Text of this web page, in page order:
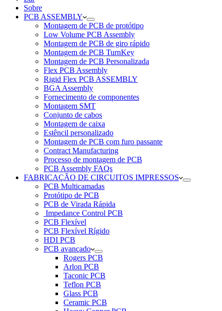
Sobre
PCB ASSEMBLY
Montagem de PCB de protótipo
Low Volume PCB Assembly
Montagem de PCB de giro rápido
Montagem de PCB TurnKey
Montagem de PCB Personalizada
Flex PCB Assembly
Rigid Flex PCB ASSEMBLY
BGA Assembly
Fornecimento de componentes
Montagem SMT
Conjunto de cabos
Montagem de caixa
Estêncil personalizado
Montagem de PCB com furo passante
Contract Manufacturing
Processo de montagem de PCB
PCB Assembly FAQs
FABRICAÇÃO DE CIRCUITOS IMPRESSOS
PCB Multicamadas
Protótipo de PCB
PCB de Virada Rápida
Impedance Control PCB
PCB Flexível
PCB Flexível Rígido
HDI PCB
PCB avançado
Rogers PCB
Arlon PCB
Taconic PCB
Teflon PCB
Glass PCB
Ceramic PCB